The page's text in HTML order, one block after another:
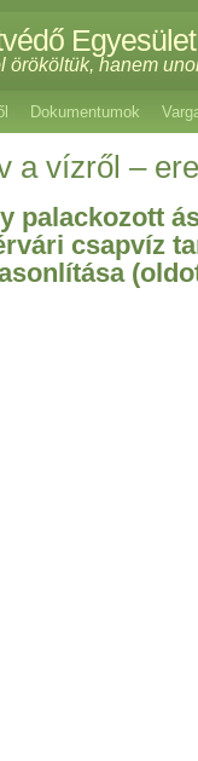
Egyesület
örököltük, hanem
Dokumentumok
a vízről –
palackozott
csapvíz